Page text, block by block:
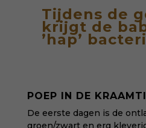
Tijdens de
krijgt de
’hap’
POEP IN DE
De eerste dagen is de
groen/zwart en erg